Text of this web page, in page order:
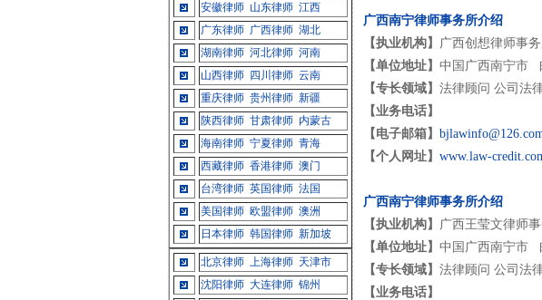
安徽律师 山东律师 江西
广东律师 广西律师 湖北
湖南律师 河北律师 河南
山西律师
四川律师 云南
重庆律师 贵州律师 新疆
陕西律师 甘肃律师 内蒙古
海南律师 宁夏律师 青海
西藏律师 香港律师 澳门
台湾律师 英国律师 法国
美国律师 欧盟律师 澳洲
日本律师 韩国律师 新加坡
北京律师 上海律师 天津市
沈阳律师 大连律师 锦州
广西南宁律师事务所介绍
【执业机构】 广西创想律师事
【单位地址】 中国广西南宁市
【专长领域】 法律顾问 公司法
【业务电话】
【电子邮箱】
【个人网址】 www.law-
广西南宁律师事务所介绍
【执业机构】 广西王莹文律师
【单位地址】 中国广西南宁市
【专长领域】 法律顾问 公司法
【业务电话】